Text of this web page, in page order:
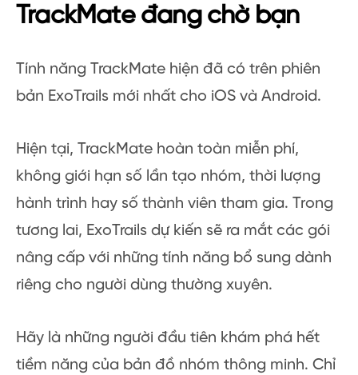
TrackMate đang chờ bạn
Tính năng TrackMate hiện đã có trên phiên
bản ExoTrails mới nhất cho iOS và Android.
Hiện tại, TrackMate hoàn toàn miễn phí,
không giới hạn số lần tạo nhóm, thời lượng
hành trình hay số thành viên tham gia. Trong
tương lai, ExoTrails dự kiến sẽ ra mắt các gói
nâng cấp với những tính năng bổ sung dành
riêng cho người dùng thường xuyên.
Hãy là những người đầu tiên khám phá hết
tiềm năng của bản đồ nhóm thông minh. Chỉ